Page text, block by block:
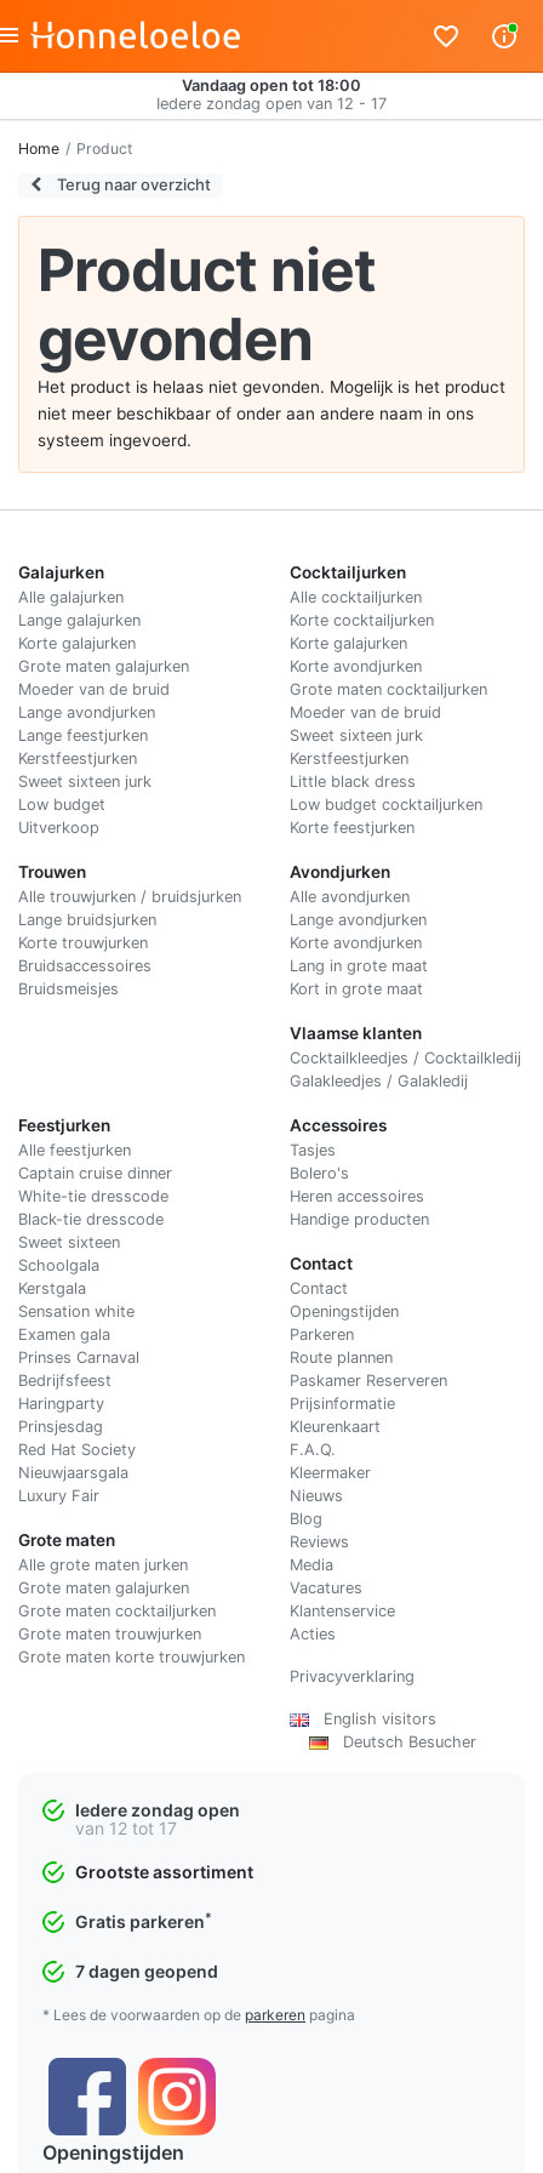
Vandaag open tot 18:00
Iedere zondag open van 12 - 17
Home Product
Terug naar overzicht
Product niet
gevonden
Het product is helaas niet gevonden. Mogelijk is het product
niet meer beschikbaar of onder aan andere naam in ons
systeem ingevoerd.
Galajurken
Alle galajurken
Lange galajurken
Korte galajurken
Grote maten galajurken
Moeder van de bruid
Lange avondjurken
Lange feestjurken
Kerstfeestjurken
Sweet sixteen jurk
Low budget
Uitverkoop
Trouwen
Alle trouwjurken / bruidsjurken
Lange bruidsjurken
Korte trouwjurken
Bruidsaccessoires
Bruidsmeisjes
Cocktailjurken
Alle cocktailjurken
Korte cocktailjurken
Korte galajurken
Korte avondjurken
Grote maten cocktailjurken
Moeder van de bruid
Sweet sixteen jurk
Kerstfeestjurken
Little black dress
Low budget cocktailjurken
Korte feestjurken
Avondjurken
Alle avondjurken
Lange avondjurken
Korte avondjurken
Lang in grote maat
Kort in grote maat
Vlaamse klanten
Cocktailkleedjes / Cocktailkledij
Galakleedjes / Galakledij
Feestjurken
Alle feestjurken
Captain cruise dinner
White-tie dresscode
Black-tie dresscode
Sweet sixteen
Schoolgala
Kerstgala
Sensation white
Examen gala
Prinses Carnaval
Bedrijfsfeest
Haringparty
Prinsjesdag
Red Hat Society
Nieuwjaarsgala
Luxury Fair
Grote maten
Alle grote maten jurken
Grote maten galajurken
Grote maten cocktailjurken
Grote maten trouwjurken
Grote maten korte trouwjurken
Accessoires
Tasjes
Bolero's
Heren accessoires
Handige producten
Contact
Contact
Openingstijden
Parkeren
Route plannen
Paskamer Reserveren
Prijsinformatie
Kleurenkaart
F.A.Q.
Kleermaker
Nieuws
Blog
Reviews
Media
Vacatures
Klantenservice
Acties
Privacyverklaring
English visitors
Deutsch Besucher
Iedere zondag open
van 12 tot 17
Grootste assortiment
Gratis parkeren*
7 dagen geopend
* Lees de voorwaarden op de parkeren pagina
Openingstijden